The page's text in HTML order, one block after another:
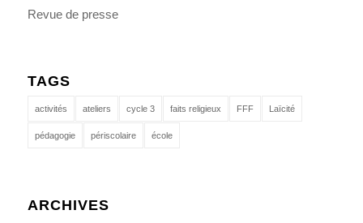
Revue de presse
TAGS
activités ateliers cycle 3 faits religieux FFF Laïcité
pédagogie périscolaire école
ARCHIVES